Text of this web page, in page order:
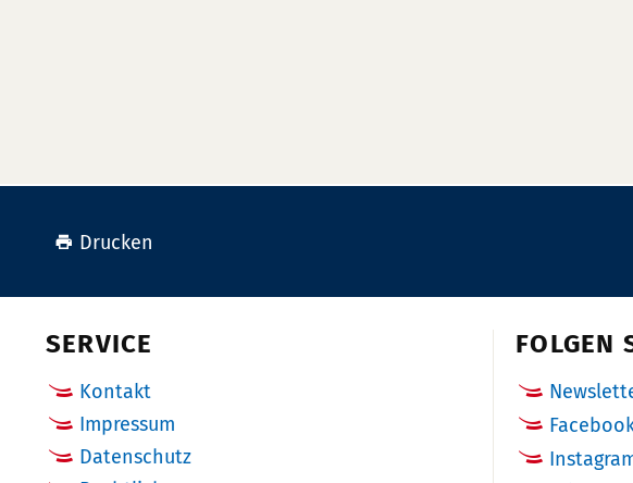
Drucken
SERVICE
Kontakt
Impressum
Datenschutz
FOLGEN